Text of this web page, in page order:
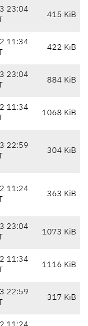
23:04
415 KiB
11:34
422 KiB
23:04
884 KiB
11:34
1068 KiB
22:59
304 KiB
11:24
363 KiB
23:04
1073 KiB
11:34
1116 KiB
22:59
317 KiB